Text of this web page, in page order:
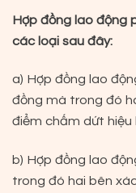
Hợp đồng lao động
các loại sau đây:
a) Hợp đồng lao
đồng mà trong đó
điểm chấm dứt hiệu
b) Hợp đồng lao
trong đó hai bên